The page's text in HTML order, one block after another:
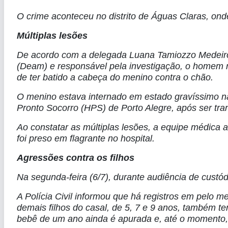
O crime aconteceu no distrito de Águas Claras,
Múltiplas lesões
De acordo com a delegada Luana Tamiozzo
(Deam) e responsável pela investigação, o
de ter batido a cabeça do menino contra o chão.
O menino estava internado em estado gravíssimo
Pronto Socorro (HPS) de Porto Alegre, após ser
Ao constatar as múltiplas lesões, a equipe médica
foi preso em flagrante no hospital.
Agressões contra os filhos
Na segunda-feira (6/7), durante audiência de
A Polícia Civil informou que há registros em pelo
demais filhos do casal, de 5, 7 e 9 anos, também
bebê de um ano ainda é apurada e, até o